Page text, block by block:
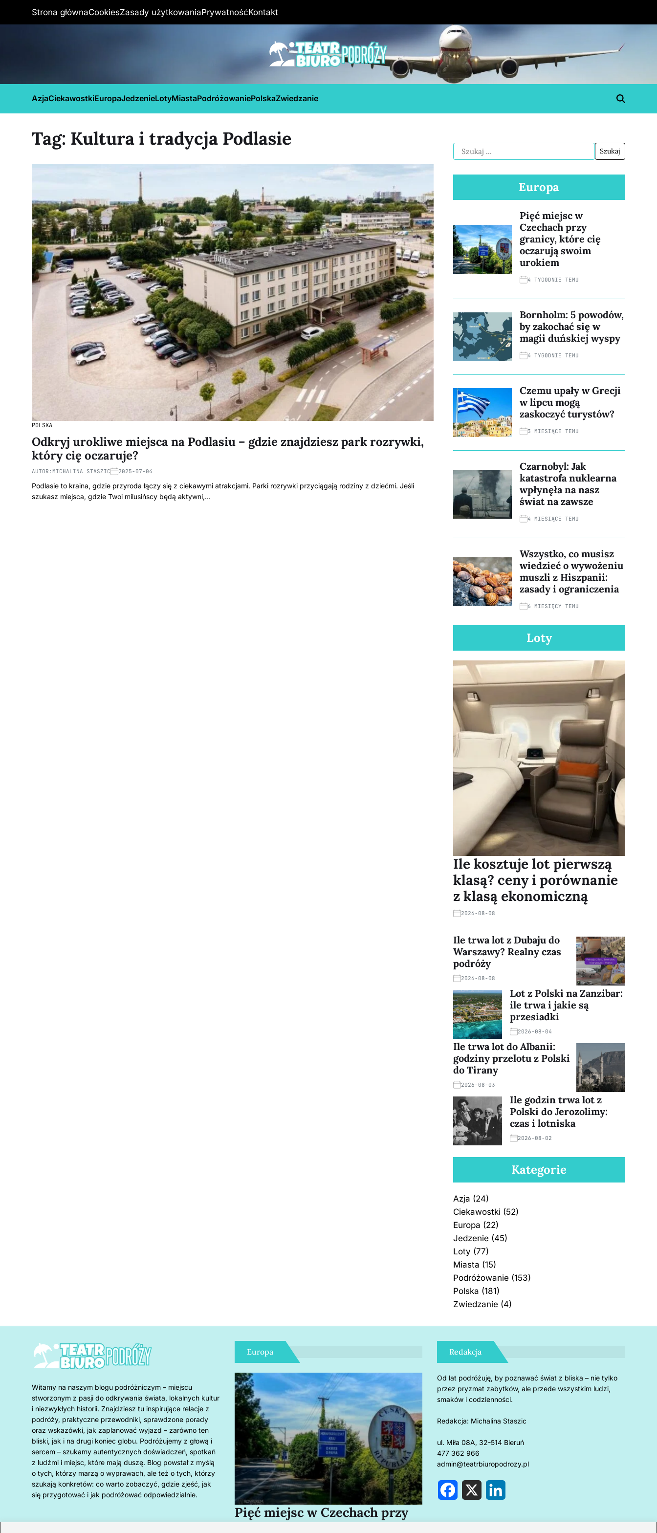
Strona głównaCookiesZasady użytkowaniaPrywatnośćKontakt
AzjaCiekawostkiEuropaJedzenieLotyMiastaPodróżowaniePolskaZwiedzanie
Tag: Kultura i tradycja Podlasie
POLSKA
Odkryj urokliwe miejsca na Podlasiu – gdzie znajdziesz park rozrywki,
który cię oczaruje?
AUTOR: MICHALINA STASZIC 2025-07-04
Podlasie to kraina, gdzie przyroda łączy się z ciekawymi atrakcjami. Parki rozrywki przyciągają rodziny z dziećmi. Jeśli
szukasz miejsca, gdzie Twoi milusińscy będą aktywni,…
Europa
Pięć miejsc w
Czechach przy
granicy, które cię
oczarują swoim
urokiem
4 TYGODNIE TEMU
Bornholm: 5 powodów,
by zakochać się w
magii duńskiej wyspy
4 TYGODNIE TEMU
Czemu upały w Grecji
w lipcu mogą
zaskoczyć turystów?
3 MIESIĄCE TEMU
Czarnobyl: Jak
katastrofa nuklearna
wpłynęła na nasz
świat na zawsze
4 MIESIĄCE TEMU
Wszystko, co musisz
wiedzieć o wywożeniu
muszli z Hiszpanii:
zasady i ograniczenia
6 MIESIĘCY TEMU
Loty
Ile kosztuje lot pierwszą
klasą? ceny i porównanie
z klasą ekonomiczną
2026-08-08
Ile trwa lot z Dubaju do
Warszawy? Realny czas
podróży
2026-08-08
Lot z Polski na Zanzibar:
ile trwa i jakie są
przesiadki
2026-08-04
Ile trwa lot do Albanii:
godziny przelotu z Polski
do Tirany
2026-08-03
Ile godzin trwa lot z
Polski do Jerozolimy:
czas i lotniska
2026-08-02
Kategorie
Azja (24)
Ciekawostki (52)
Europa (22)
Jedzenie (45)
Loty (77)
Miasta (15)
Podróżowanie (153)
Polska (181)
Zwiedzanie (4)
Witamy na naszym blogu podróżniczym – miejscu
stworzonym z pasji do odkrywania świata, lokalnych kultur
i niezwykłych historii. Znajdziesz tu inspirujące relacje z
podróży, praktyczne przewodniki, sprawdzone porady
oraz wskazówki, jak zaplanować wyjazd – zarówno ten
bliski, jak i na drugi koniec globu. Podróżujemy z głową i
sercem – szukamy autentycznych doświadczeń, spotkań
z ludźmi i miejsc, które mają duszę. Blog powstał z myślą
o tych, którzy marzą o wyprawach, ale też o tych, którzy
szukają konkretów: co warto zobaczyć, gdzie zjeść, jak
się przygotować i jak podróżować odpowiedzialnie.
Europa
Pięć miejsc w Czechach przy
granicy, które cię oczarują
zakochać się w magii duńskiej mogą
Redakcja
Od lat podróżuję, by poznawać świat z bliska – nie tylko
przez pryzmat zabytków, ale przede wszystkim ludzi,
smaków i codzienności.
Redakcja: Michalina Staszic
ul. Miła 08A, 32-514 Bieruń
477 362 966
admin@teatrbiuropodrozy.pl
o
X
d